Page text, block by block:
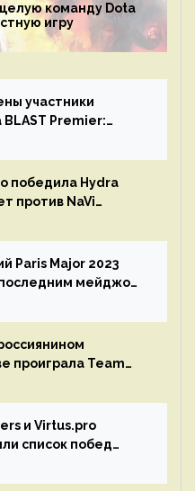
команду Dota
игру
участники
BLAST Premier:
победила Hydra
против NaVi
Paris Major 2023
мейджор-
проиграла Team
и Virtus.pro
список побед